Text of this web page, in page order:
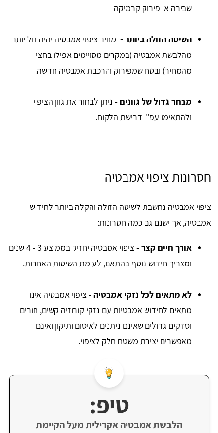
שבירה או פירוק קרמיקה
השיטה הזולה ביותר - מחיר ציפוי אמבטיה יהיה זול יותר
מהלבשת אמבטיה (במקרים מסויימים אפילו בחצי
מהמחיר) ובטח שמפירוק והרכבת אמבטיה חדשה.
מבחר גדול של גוונים - ניתן לבחור את גוון הציפוי
ולהתאימו עפ"י דרישת הלקוח.
חסרונות ציפוי אמבטיה
ציפוי אמבטיה נחשבת לשיטה הזולה והקלה ביותר לחידוש
אמבטיה, אך ישנם גם כמה חסרונות:
אורך חיים קצר -
ציפוי אמבטיה יחזיק בממוצע 3 - 4 שנים
ומצריך חידוש נוסף בהתאם, לעומת השיטות האחרות.
לא מתאים לכל נזקי אמבטיה -ציפוי אמבטיה אינו
מתאים לחידוש אמבטיות עם נזקי קורוזיה קשים, חורים
וסדקים גדולים שאינם ניתנים לאיטום ותיקון ואינם
מאפשרים יצירת משטח חלק לציפוי.
טיפ:
הלבשת אמבטיה אקרילית מעל הקיימת